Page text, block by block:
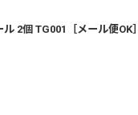
2個 TG001［メール便OK］